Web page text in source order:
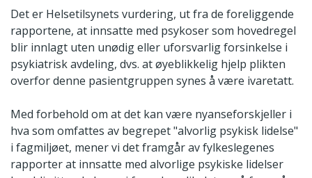
Det er Helsetilsynets vurdering, ut fra de foreliggende
rapportene, at innsatte med psykoser som hovedregel
blir innlagt uten unødig eller uforsvarlig forsinkelse i
psykiatrisk avdeling, dvs. at øyeblikkelig hjelp plikten
overfor denne pasientgruppen synes å være ivaretatt.
Med forbehold om at det kan være nyanseforskjeller i
hva som omfattes av begrepet "alvorlig psykisk lidelse"
i fagmiljøet, mener vi det framgår av fylkeslegenes
rapporter at innsatte med alvorlige psykiske lidelser